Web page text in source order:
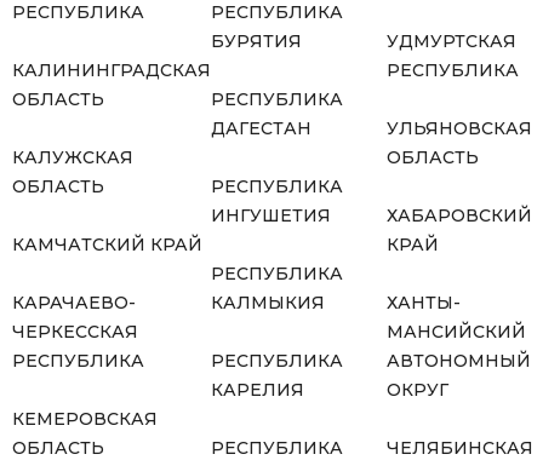
РЕСПУБЛИКА
КАЛИНИНГРАДСКАЯ
ОБЛАСТЬ
КАЛУЖСКАЯ
ОБЛАСТЬ
КАМЧАТСКИЙ КРАЙ
КАРАЧАЕВО-
ЧЕРКЕССКАЯ
РЕСПУБЛИКА
КЕМЕРОВСКАЯ
ОБЛАСТЬ
РЕСПУБЛИКА
БУРЯТИЯ
РЕСПУБЛИКА
ДАГЕСТАН
РЕСПУБЛИКА
ИНГУШЕТИЯ
РЕСПУБЛИКА
КАЛМЫКИЯ
РЕСПУБЛИКА
КАРЕЛИЯ
РЕСПУБЛИКА
УДМУРТСКАЯ
РЕСПУБЛИКА
УЛЬЯНОВСКАЯ
ОБЛАСТЬ
ХАБАРОВСКИЙ
КРАЙ
ХАНТЫ-
МАНСИЙСКИЙ
АВТОНОМНЫЙ
ОКРУГ
ЧЕЛЯБИНСКАЯ